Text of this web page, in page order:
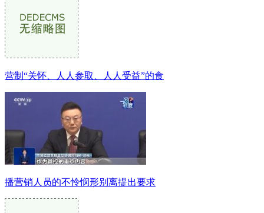
营制“关怀、人人参取、人人受益”的食
播营销人员的不怜悯形别离提出要求